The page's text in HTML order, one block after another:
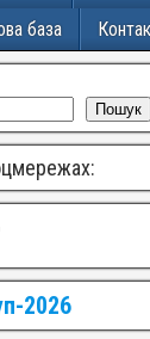
база
Пошук
2026